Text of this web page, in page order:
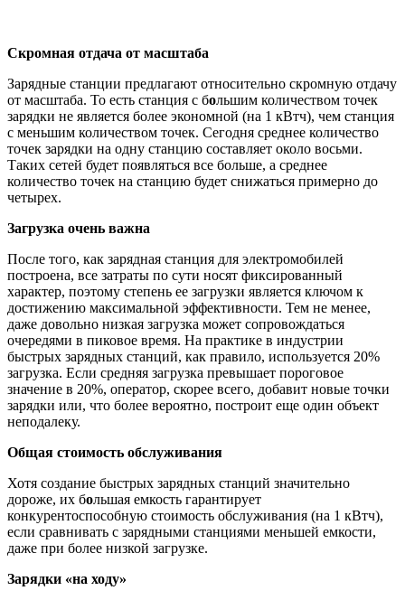
Скромная отдача от масштаба
Зарядные станции предлагают относительно скромную отдачу
от масштаба. То есть станция с большим количеством точек
зарядки не является более экономной (на 1 кВтч), чем станция
с меньшим количеством точек. Сегодня среднее количество
точек зарядки на одну станцию составляет около восьми.
Таких сетей будет появляться все больше, а среднее
количество точек на станцию будет снижаться примерно до
четырех.
Загрузка очень важна
После того, как зарядная станция для электромобилей
построена, все затраты по сути носят фиксированный
характер, поэтому степень ее загрузки является ключом к
достижению максимальной эффективности. Тем не менее,
даже довольно низкая загрузка может сопровождаться
очередями в пиковое время. На практике в индустрии
быстрых зарядных станций, как правило, используется 20%
загрузка. Если средняя загрузка превышает пороговое
значение в 20%, оператор, скорее всего, добавит новые точки
зарядки или, что более вероятно, построит еще один объект
неподалеку.
Общая стоимость обслуживания
Хотя создание быстрых зарядных станций значительно
дороже, их большая емкость гарантирует
конкурентоспособную стоимость обслуживания (на 1 кВтч),
если сравнивать с зарядными станциями меньшей емкости,
даже при более низкой загрузке.
Зарядки «на ходу»